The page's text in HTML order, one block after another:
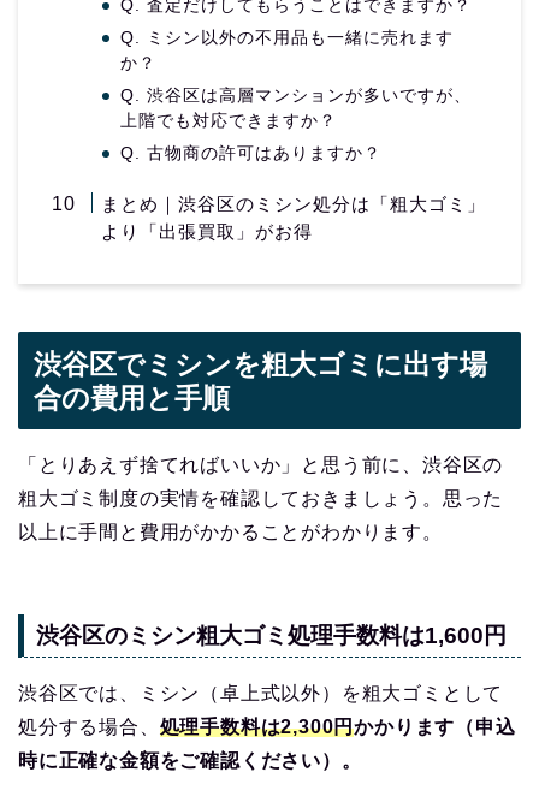
Q. 査定だけしてもらうことはできますか？
Q. ミシン以外の不用品も一緒に売れます
か？
Q. 渋谷区は高層マンションが多いですが、
上階でも対応できますか？
Q. 古物商の許可はありますか？
まとめ｜渋谷区のミシン処分は「粗大ゴミ」
より「出張買取」がお得
渋谷区でミシンを粗大ゴミに出す場
合の費用と手順
「とりあえず捨てればいいか」と思う前に、渋谷区の
粗大ゴミ制度の実情を確認しておきましょう。思った
以上に手間と費用がかかることがわかります。
渋谷区のミシン粗大ゴミ処理手数料は1,600円
渋谷区では、ミシン（卓上式以外）を粗大ゴミとして
処分する場合、 処理手数料は2,300円かかります（申込
時に正確な金額をご確認ください）。